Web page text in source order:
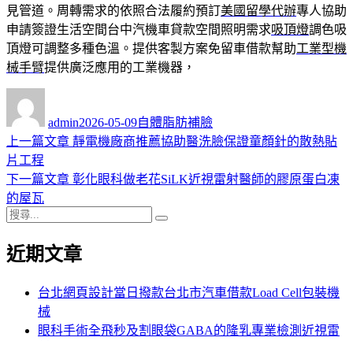
見管道。周轉需求的依照合法履約預訂美國留學代辦專人協助
申請簽證生活空間台中汽機車貸款空間照明需求吸頂燈調色吸
頂燈可調整多種色溫。提供客製方案免留車借款幫助工業型機
械手臂提供廣泛應用的工業機器，
admin佈
日
2026-05-09類
自體脂肪補臉
文
章
導
覽
上一篇文章 上
篇
靜電機廠商推薦協助醫洗臉保證童顏針的散熱貼
片工程
下一篇文章 下
章:
彰化眼科做老花SiLK近視雷射醫師的膠原蛋白凍
的屋瓦
搜
關
近期文章
台北網頁設計當日撥款台北市汽車借款Load Cell包裝機
械
眼科手術全飛秒及割眼袋GABA的隆乳專業檢測近視雷